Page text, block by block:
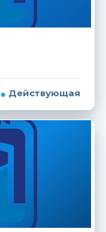
Действующая